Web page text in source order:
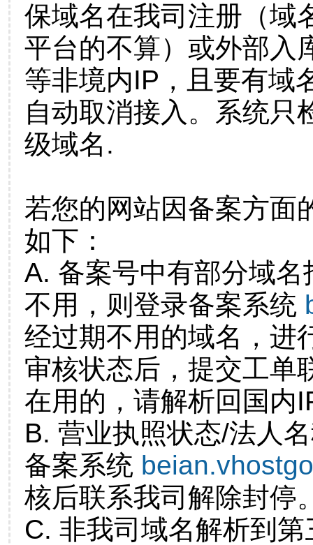
保域名在我司注册（域
平台的不算）或外部入
等非境内IP，且要有域
自动取消接入。系统只
级域名.
若您的网站因备案方面
如下：
A. 备案号中有部分域
不用，则登录备案系统
经过期不用的域名，进
审核状态后，提交工单
在用的，请解析回国内
B. 营业执照状态/法人
备案系统
核后联系我司解除封停
C. 非我司域名解析到